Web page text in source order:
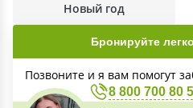
Новый год
Бронируйте
Позвоните и я вам помогут
8 800 700 80